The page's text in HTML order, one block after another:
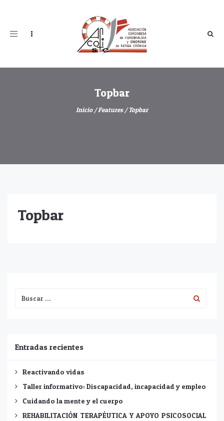
Toggle
Topbar
Inicio/Features/Topbar
Topbar
Entradas recientes
Reactivando vidas
Taller informativo: Discapacidad, incapacidad y empleo
Cuidando la mente y el cuerpo
REHABILITACIÓN TERAPÉUTICA Y APOYO PSICOSOCIAL